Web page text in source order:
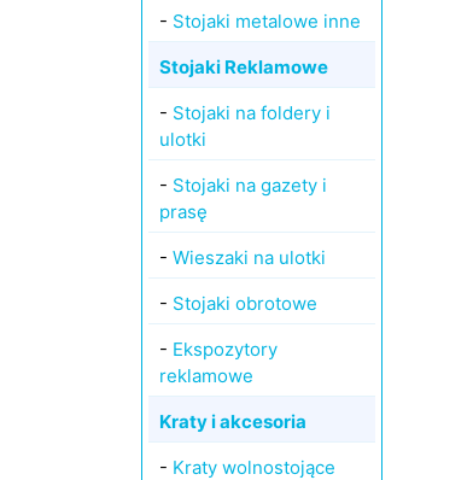
- Stojaki metalowe inne
Stojaki Reklamowe
- Stojaki na foldery i
ulotki
- Stojaki na gazety i
prasę
- Wieszaki na ulotki
- Stojaki obrotowe
- Ekspozytory
reklamowe
Kraty i akcesoria
- Kraty wolnostojące